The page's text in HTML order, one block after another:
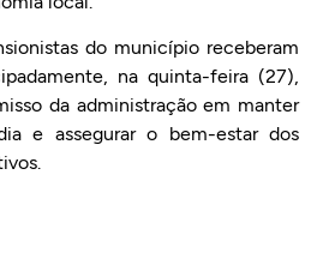
do município receberam
na quinta-feira (27),
da administração em manter
e assegurar o bem-estar dos